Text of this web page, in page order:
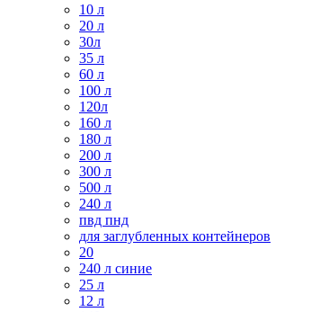
10 л
20 л
30л
35 л
60 л
100 л
120л
160 л
180 л
200 л
300 л
500 л
240 л
пвд пнд
для заглубленных контейнеров
20
240 л синие
25 л
12 л